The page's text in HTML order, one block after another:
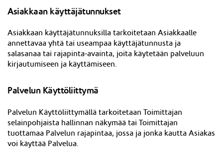
Asiakkaan käyttäjätunnukset
Asiakkaan käyttäjätunnuksilla tarkoitetaan Asiakkaalle
annettavaa yhtä tai useampaa käyttäjätunnusta ja
salasanaa tai rajapinta-avainta, joita käytetään palveluun
kirjautumiseen ja käyttämiseen.
Palvelun Käyttöliittymä
Palvelun Käyttöliittymällä tarkoitetaan Toimittajan
selainpohjaista hallinnan näkymää tai Toimittajan
tuottamaa Palvelun rajapintaa, jossa ja jonka kautta Asiakas
voi käyttää Palvelua.